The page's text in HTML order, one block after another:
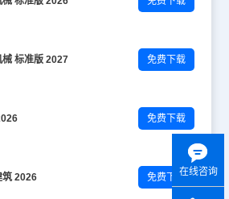
标准版 2027 免费下载
免费下载
2026 免费下载
在线咨询